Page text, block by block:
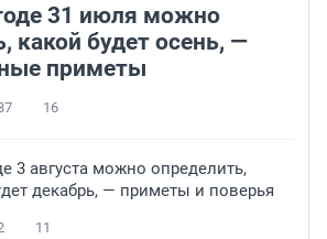
31 июля можно
какой будет осень, —
приметы
16
3 августа можно определить,
декабрь, — приметы и поверья
11